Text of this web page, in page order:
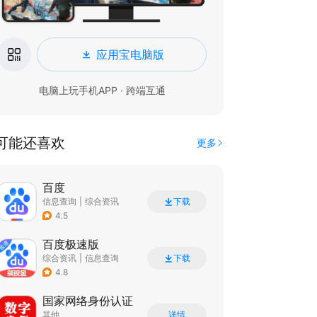
应用宝电脑版
电脑上玩手机APP · 跨端互通
能还喜欢 更多
百度
信息查询
综合资讯
4.5
下载
百度极速版
综合资讯
信息查询
4.8
下载
国家网络身份认证
其他 详情